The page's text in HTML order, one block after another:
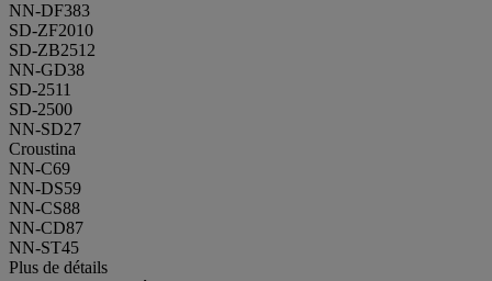
NN-DF383
SD-ZF2010
SD-ZB2512
NN-GD38
SD-2511
SD-2500
NN-SD27
Croustina
NN-C69
NN-DS59
NN-CS88
NN-CD87
NN-ST45
Plus de détails